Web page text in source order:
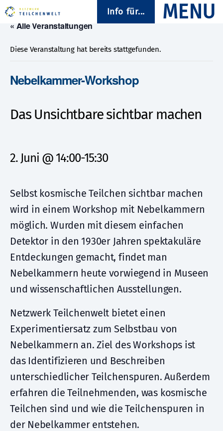
Info für...
« Alle Veranstaltungen
Diese Veranstaltung hat bereits stattgefunden.
Nebelkammer-Workshop
Das Unsichtbare sichtbar machen
2. Juni @ 14:00-15:30
Selbst kosmische Teilchen sichtbar machen
wird in einem Workshop mit Nebelkammern
möglich. Wurden mit diesem einfachen
Detektor in den 1930er Jahren spektakuläre
Entdeckungen gemacht, findet man
Nebelkammern heute vorwiegend in Museen
und wissenschaftlichen Ausstellungen.
Netzwerk Teilchenwelt bietet einen
Experimentiersatz zum Selbstbau von
Nebelkammern an. Ziel des Workshops ist
das Identifizieren und Beschreiben
unterschiedlicher Teilchenspuren. Außerdem
erfahren die Teilnehmenden, was kosmische
Teilchen sind und wie die Teilchenspuren in
der Nebelkammer entstehen.